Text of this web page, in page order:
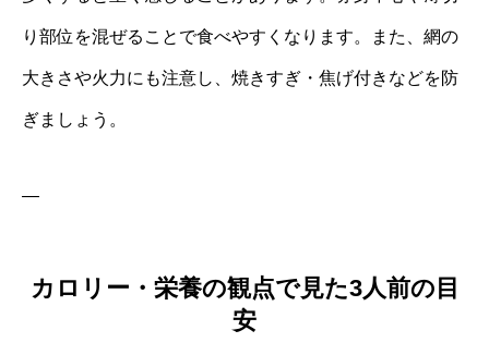
り部位を混ぜることで食べやすくなります。また、網の
大きさや火力にも注意し、焼きすぎ・焦げ付きなどを防
ぎましょう。
—
カロリー・栄養の観点で見た3人前の目
安